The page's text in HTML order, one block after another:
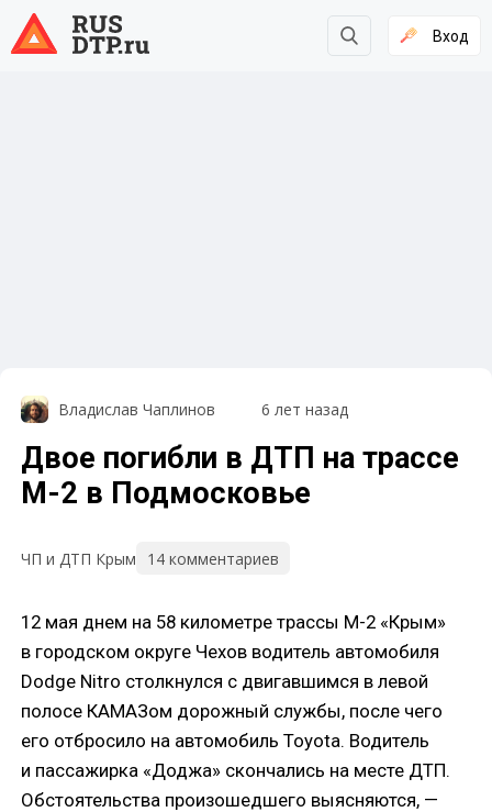
Вход
Владислав Чаплинов 6 лет назад
Двое погибли в ДТП на трассе
М-2 в Подмосковье
ЧП и ДТП Крым 14 комментариев
12 мая днем на 58 километре трассы М-2 «Крым»
в городском округе Чехов водитель автомобиля
Dodge Nitro столкнулся с двигавшимся в левой
полосе КАМАЗом дорожный службы, после чего
его отбросило на автомобиль Toyota. Водитель
и пассажирка «Доджа» скончались на месте ДТП.
Обстоятельства произошедшего выясняются, —